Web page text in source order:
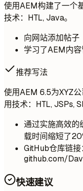
使用AEM构建了一个
技术：HTL, Java。
向网站添加帖子
学习了AEM内
推荐写法
使用AEM 6.5为XYZ
用技术：HTL, JSPs,
通过实施高效的
载时间缩短了
GitHub仓库链接
github.com/
快速建议